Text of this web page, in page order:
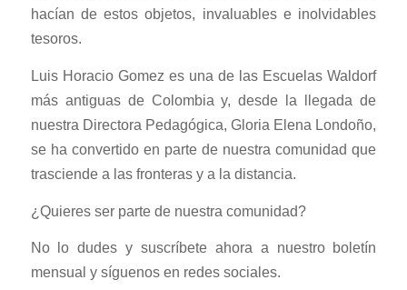
hacían de estos objetos, invaluables e inolvidables
tesoros.
Luis Horacio Gomez es una de las Escuelas Waldorf
más antiguas de Colombia y, desde la llegada de
nuestra Directora Pedagógica, Gloria Elena Londoño,
se ha convertido en parte de nuestra comunidad que
trasciende a las fronteras y a la distancia.
¿Quieres ser parte de nuestra comunidad?
No lo dudes y suscríbete ahora a nuestro boletín
mensual y síguenos en redes sociales.